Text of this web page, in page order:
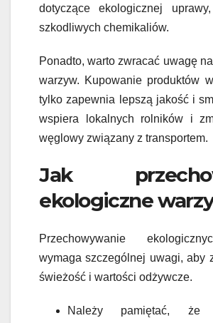
dotyczące ekologicznej
szkodliwych chemikaliów.
Ponadto, warto zwracać uwagę
warzyw. Kupowanie produktów
tylko zapewnia lepszą jakość i
wspiera lokalnych rolników i
węglowy związany z transportem.
Jak
ekologiczne
Przechowywanie
wymaga szczególnej uwagi, aby
świeżość i wartości odżywcze.
Należy pamiętać, że